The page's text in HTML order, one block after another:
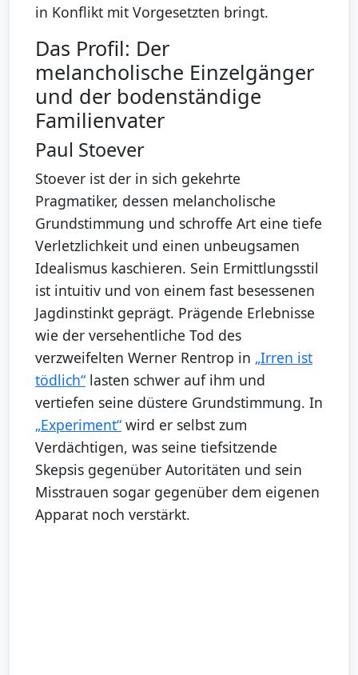
in Konflikt mit Vorgesetzten bringt.
Das Profil: Der
melancholische Einzelgänger
und der bodenständige
Familienvater
Paul Stoever
Stoever ist der in sich gekehrte
Pragmatiker, dessen melancholische
Grundstimmung und schroffe Art eine tiefe
Verletzlichkeit und einen unbeugsamen
Idealismus kaschieren. Sein Ermittlungsstil
ist intuitiv und von einem fast besessenen
Jagdinstinkt geprägt. Prägende Erlebnisse
wie der versehentliche Tod des
verzweifelten Werner Rentrop in „Irren ist
tödlich“ lasten schwer auf ihm und
vertiefen seine düstere Grundstimmung. In
„Experiment“ wird er selbst zum
Verdächtigen, was seine tiefsitzende
Skepsis gegenüber Autoritäten und sein
Misstrauen sogar gegenüber dem eigenen
Apparat noch verstärkt.